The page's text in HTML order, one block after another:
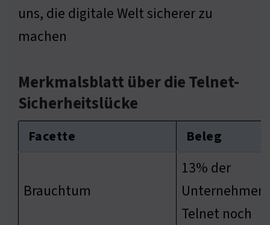
uns, die digitale Welt sicherer zu
machen
Merkmalsblatt über die Telnet-
Sicherheitslücke
Facette Beleg
Brauchtum
13% der
Telnet noch